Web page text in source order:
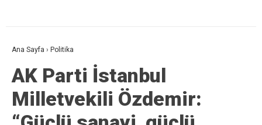
Ana Sayfa › Politika
AK Parti İstanbul
Milletvekili Özdemir: